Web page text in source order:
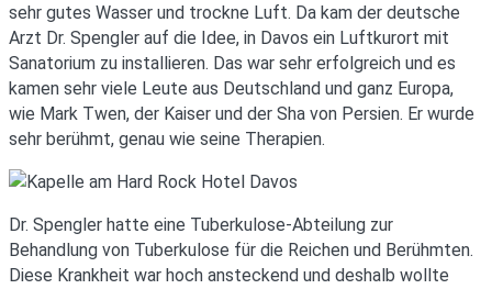
sehr gutes Wasser und trockne Luft. Da kam der deutsche
Arzt Dr. Spengler auf die Idee, in Davos ein Luftkurort mit
Sanatorium zu installieren. Das war sehr erfolgreich und es
kamen sehr viele Leute aus Deutschland und ganz Europa,
wie Mark Twen, der Kaiser und der Sha von Persien. Er wurde
sehr berühmt, genau wie seine Therapien.
Dr. Spengler hatte eine Tuberkulose-Abteilung zur
Behandlung von Tuberkulose für die Reichen und Berühmten.
Diese Krankheit war hoch ansteckend und deshalb wollte